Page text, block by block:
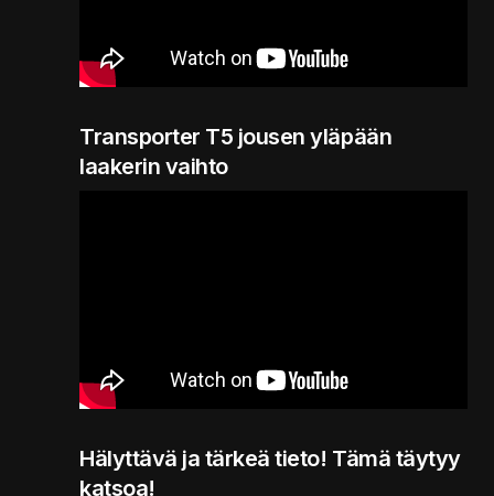
Transporter T5 jousen yläpään
laakerin vaihto
Hälyttävä ja tärkeä tieto! Tämä täytyy
katsoa!